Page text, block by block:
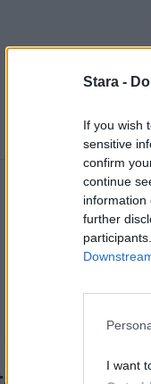
Stara -
If you wish
sensitive
confirm
continue
information
further
I want
oli